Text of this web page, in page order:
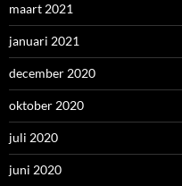
maart 2021
januari 2021
december 2020
oktober 2020
juli 2020
juni 2020